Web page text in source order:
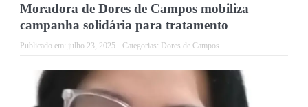
Moradora de Dores de Campos mobiliza
campanha solidária para tratamento
Publicado em: julho 23, 2025 Categorias: Dores de Campos